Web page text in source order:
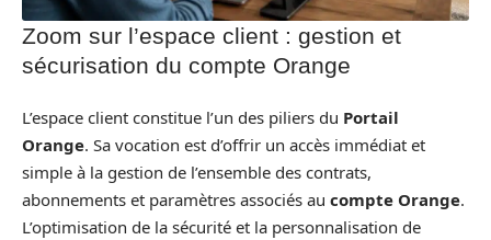
Zoom sur l’espace client : gestion et
sécurisation du compte Orange
L’espace client constitue l’un des piliers du Portail
Orange. Sa vocation est d’offrir un accès immédiat et
simple à la gestion de l’ensemble des contrats,
abonnements et paramètres associés au compte Orange.
L’optimisation de la sécurité et la personnalisation de